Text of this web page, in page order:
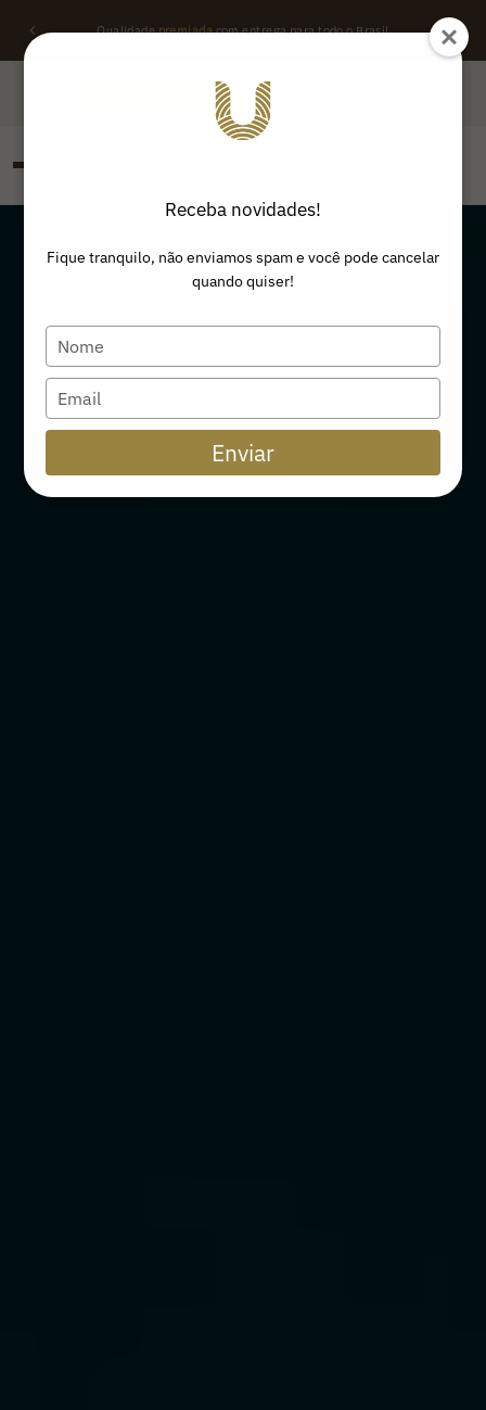
Qualidadepremiadacom entrega para todo o Brasil
ONDE ENCONTRAR
Buscar produtos:
Receba novidades!
Fique tranquilo, não enviamos spam e você pode cancelar
quando quiser!
Type
your
name
Type
your
email
Enviar